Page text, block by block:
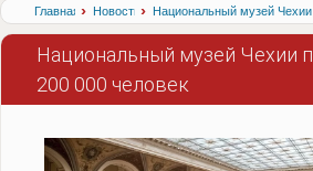
Главная › Новости ›
Национальный музей Чехии
200 000 человек